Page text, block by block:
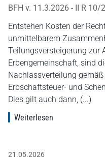
BFH v. 11.3.2026 - II R 10/
Entstehen Kosten der
unmittelbarem
Teilungsversteigerung zur
Erbengemeinschaft, sind
Nachlassverteilung
Erbschaftsteuer- und
Dies gilt auch dann, (...)
Weiterlesen
21.05.2026